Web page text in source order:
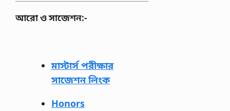
আরো ও সাজেশন:-
মাস্টার্স পরীক্ষার
সাজেশন লিংক
Honors